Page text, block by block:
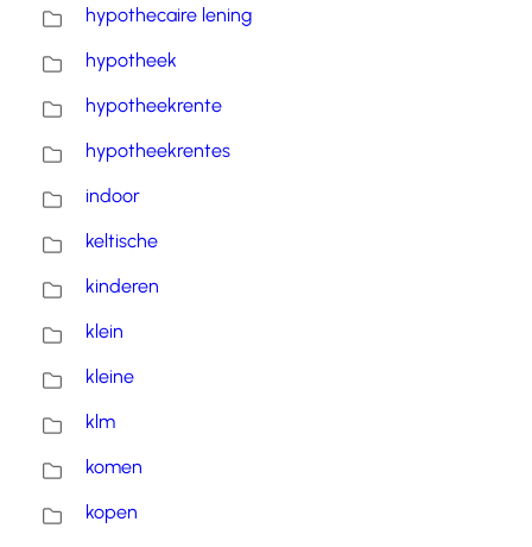
hypothecaire lening
hypotheek
hypotheekrente
hypotheekrentes
indoor
keltische
kinderen
klein
kleine
klm
komen
kopen